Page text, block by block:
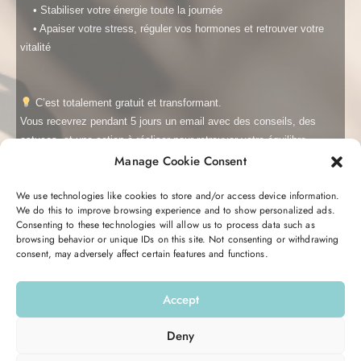
Manage Cookie Consent
We use technologies like cookies to store and/or access device information.
We do this to improve browsing experience and to show personalized ads.
Consenting to these technologies will allow us to process data such as
browsing behavior or unique IDs on this site. Not consenting or withdrawing
consent, may adversely affect certain features and functions.
Accept
Deny
Confirmation du mot de passe
• Stabiliser votre énergie toute la journée
• Apaiser votre stress, réguler vos hormones et retrouver votre
vitalité
C’est totalement gratuit et transformant.
Vous recevrez pendant 5 jours un email avec des conseils, des
astuces, et une action à réaliser pour retrouver votre équilibre
hormonal et votre énergie.
Entrez votre email ici pour commencer :
Email
M’INSCRIRE